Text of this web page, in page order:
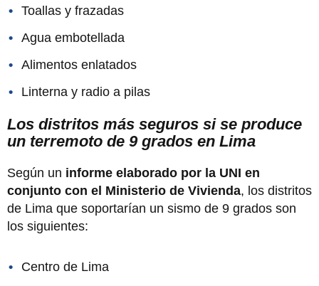
Toallas y frazadas
Agua embotellada
Alimentos enlatados
Linterna y radio a pilas
Los distritos más seguros si se produce
un terremoto de 9 grados en Lima
Según un informe elaborado por la UNI en
conjunto con el Ministerio de Vivienda, los distritos
de Lima que soportarían un sismo de 9 grados son
los siguientes:
Centro de Lima